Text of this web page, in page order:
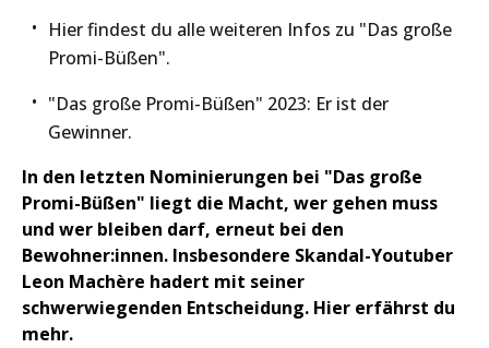
Hier findest du alle weiteren Infos zu "Das große
Promi-Büßen".
"Das große Promi-Büßen" 2023: Er ist der
Gewinner.
In den letzten Nominierungen bei "Das große
Promi-Büßen" liegt die Macht, wer gehen muss
und wer bleiben darf, erneut bei den
Bewohner:innen. Insbesondere Skandal-Youtuber
Leon Machère hadert mit seiner
schwerwiegenden Entscheidung. Hier erfährst du
mehr.